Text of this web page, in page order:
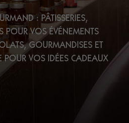
: PÂTISSERIES,
POUR VOS ÉVÉNEMENTS
GOURMANDISES ET
POUR VOS IDÉES CADEAUX